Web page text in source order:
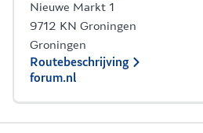
Nieuwe Markt 1
9712 KN Groningen
Groningen
Routebeschrijving
forum.nl